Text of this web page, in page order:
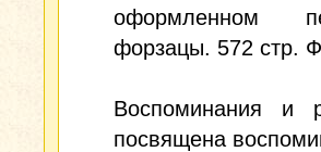
оформленном
форзацы. 572 стр.
Воспоминания и
посвящена